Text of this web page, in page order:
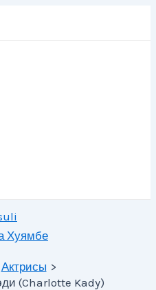
Хуямбе
Актрисы
(Charlotte Kady)